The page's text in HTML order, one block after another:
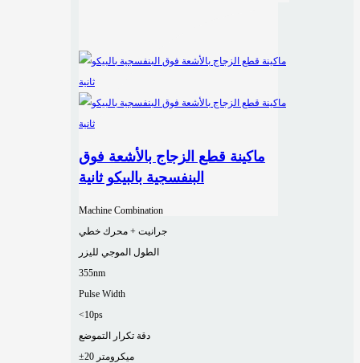
ماكينة قطع الزجاج بالأشعة فوق
البنفسجية بالبيكو ثانية
Machine Combination
جرانيت + محرك خطي
الطول الموجي لليزر
355nm
Pulse Width
<10ps
دقة تكرار التموضع
±20 ميكرومتر